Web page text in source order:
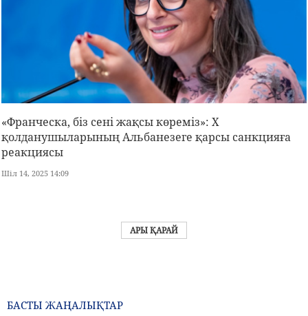
«Франческа, біз сені жақсы көреміз»: X
қолданушыларының Альбанезеге қарсы санкцияға
реакциясы
Шіл 14, 2025 14:09
АРЫ ҚАРАЙ
БАСТЫ ЖАҢАЛЫҚТАР